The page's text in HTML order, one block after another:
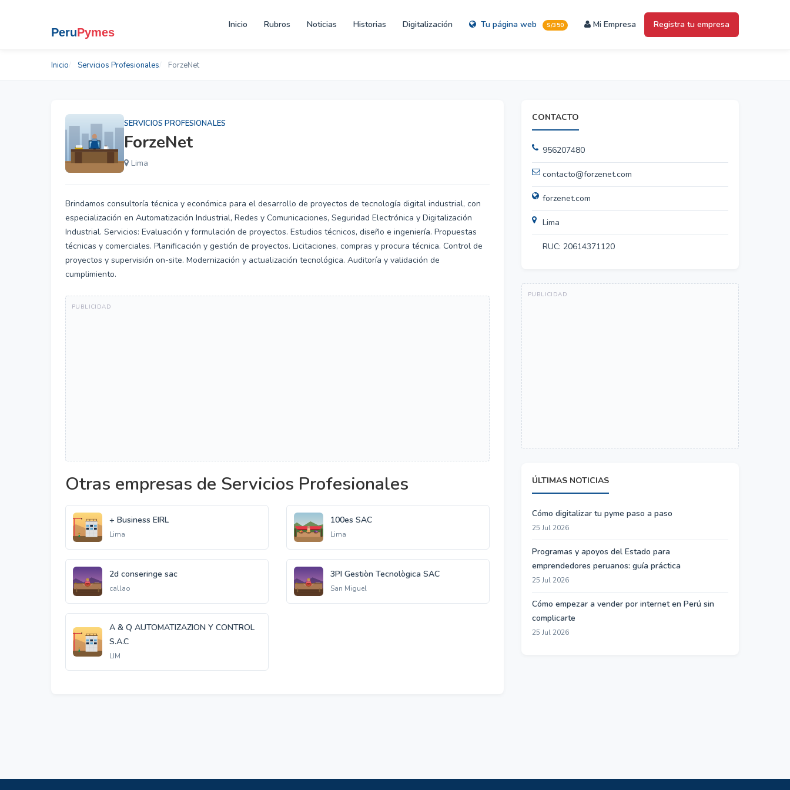
Inicio Rubros Noticias Historias Digitalización Tu página web S/350 Mi Empresa Registra tu empresa
Inicio Servicios Profesionales ForzeNet
SERVICIOS PROFESIONALES
ForzeNet
Lima
Brindamos consultoría técnica y económica para el desarrollo de proyectos de tecnología digital industrial, con
especialización en Automatización Industrial, Redes y Comunicaciones, Seguridad Electrónica y Digitalización
Industrial. Servicios: Evaluación y formulación de proyectos. Estudios técnicos, diseño e ingeniería. Propuestas
técnicas y comerciales. Planificación y gestión de proyectos. Licitaciones, compras y procura técnica. Control de
proyectos y supervisión on-site. Modernización y actualización tecnológica. Auditoría y validación de
cumplimiento.
Otras empresas de Servicios Profesionales
+ Business EIRL
Lima
100es SAC
Lima
2d conseringe sac
callao
3PI Gestiòn Tecnològica SAC
San Miguel
A & Q AUTOMATIZAZION Y CONTROL
S.A.C
LIM
CONTACTO
956207480
contacto@forzenet.com
forzenet.com
Lima
RUC: 20614371120
ÚLTIMAS NOTICIAS
Cómo digitalizar tu pyme paso a paso
25 Jul 2026
Programas y apoyos del Estado para
emprendedores peruanos: guía práctica
25 Jul 2026
Cómo empezar a vender por internet en Perú sin
complicarte
25 Jul 2026